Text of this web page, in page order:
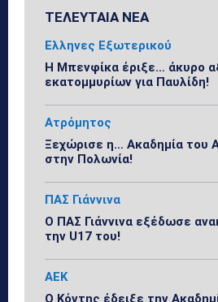
ΤΕΛΕΥΤΑΙΑ ΝΕΑ
Ελληνες Εξωτερικού
Η Μπενφίκα έριξε… άκυρο
εκατομμυρίων για Παυλίδη!
Ατρόμητος
Ξεχώρισε η… Ακαδημία του
στην Πολωνία!
ΠΑΣ Γιάννινα
Ο ΠΑΣ Γιάννινα εξέδωσε
την U17 του!
ΑΕΚ
Ο Κόντης έδειξε την